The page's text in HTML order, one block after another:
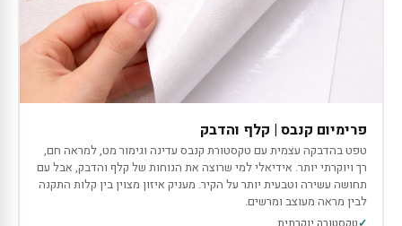
פרימיום קנבס | קלף והדבק
טפט בהדבקה עצמית עם טקסטורת קנבס עדינה וגימור מט, למראה חם,
רך ויוקרתי יותר. אידיאלי למי שרוצה את הנוחות של קלף והדבק, אבל עם
תחושה עשירה וטבעית יותר על הקיר. מעניק איזון מצוין בין קלות התקנה
לבין מראה מעוצב ומרשים.